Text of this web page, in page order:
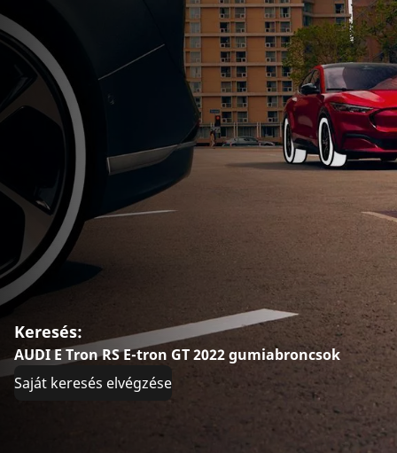
Keresés:
AUDI E Tron RS E-tron GT 2022 gumiabroncsok
Saját keresés elvégzése